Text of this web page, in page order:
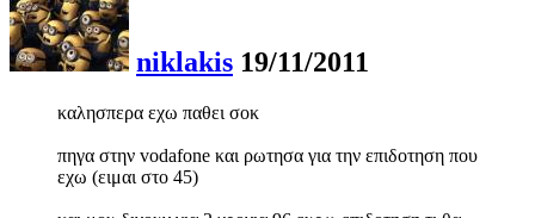
niklakis 19/11/2011
καλησπερα εχω παθει σοκ
πηγα στην vodafone και ρωτησα για την επιδοτηση που
εχω (ειμαι στο 45)